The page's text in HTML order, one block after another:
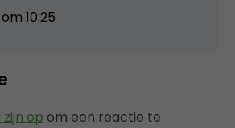
10:25
op om een reactie te